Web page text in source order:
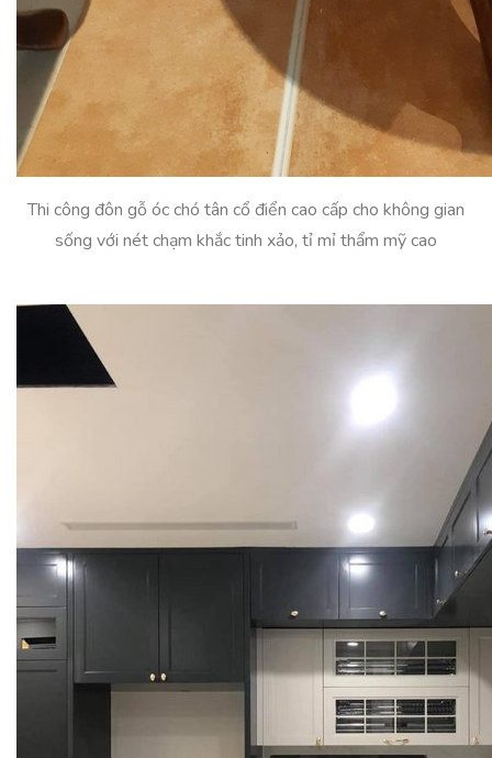
Thi công đôn gỗ óc chó tân cổ điển cao cấp cho không gian
sống với nét chạm khắc tinh xảo, tỉ mỉ thẩm mỹ cao